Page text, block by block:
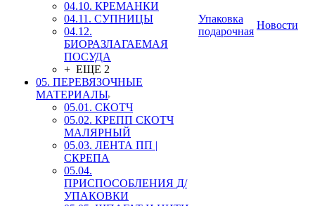
04.10. КРЕМАНКИ
04.11. СУПНИЦЫ
04.12.
БИОРАЗЛАГАЕМАЯ
ПОСУДА
+ ЕЩЕ 2
05. ПЕРЕВЯЗОЧНЫЕ
МАТЕРИАЛЫ
05.01. СКОТЧ
05.02. КРЕПП СКОТЧ
МАЛЯРНЫЙ
05.03. ЛЕНТА ПП |
СКРЕПА
05.04.
ПРИСПОСОБЛЕНИЯ Д/
УПАКОВКИ
Упаковка
подарочная
Новости